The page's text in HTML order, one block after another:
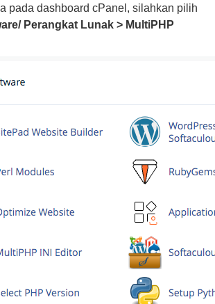
pada dashboard cPanel, silahkan pilih
Perangkat Lunak > MultiPHP